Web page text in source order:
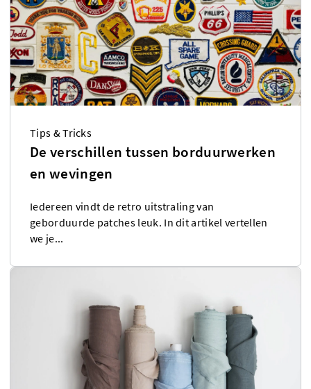
Tips & Tricks
De verschillen tussen borduurwerken
en wevingen
Iedereen vindt de retro uitstraling van
geborduurde patches leuk. In dit artikel vertellen
we je...